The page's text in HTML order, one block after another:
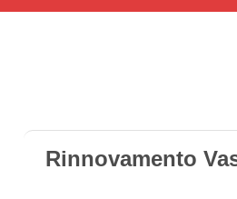
Rinnovamento